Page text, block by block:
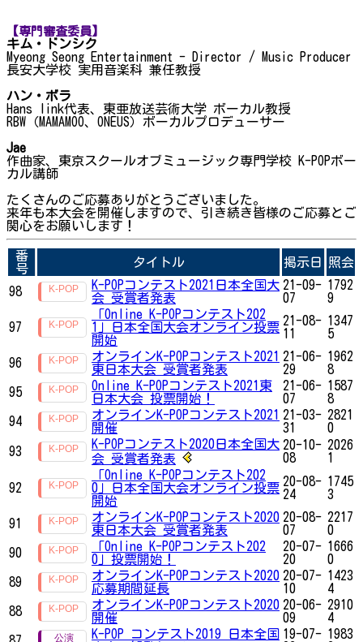
【専門審査委員】
キム・ドンシク
Myeong Seong Entertainment - Director / Music Producer
長安大学校 実用音楽科 兼任教授
ハン・ボラ
Hans link代表、東亜放送芸術大学 ボーカル教授
RBW（MAMAMOO、ONEUS）ボーカルプロデューサー
Jae
作曲家、東京スクールオブミュージック専門学校 K-POPボー
カル講師
たくさんのご応募ありがとうございました。
来年も本大会を開催しますので、引き続き皆様のご応募とご
関心をお願いします！
番
号
タイトル 掲示日 照会
98
K-POPコンテスト2021日本全国大
会 受賞者発表
21-09-
07
1792
9
97
「Online K-POPコンテスト202
1」日本全国大会オンライン投票
開始
21-08-
11
1347
5
96
オンラインK-POPコンテスト2021
東日本大会 受賞者発表
21-06-
29
1962
8
95
Online K-POPコンテスト2021東
日本大会 投票開始！
21-06-
07
1587
8
94
オンラインK-POPコンテスト2021
開催
21-03-
31
2821
0
93
K-POPコンテスト2020日本全国大
会 受賞者発表
20-10-
08
2026
1
92
「Online K-POPコンテスト202
0」日本全国大会オンライン投票
開始
20-08-
24
1745
3
91
オンラインK-POPコンテスト2020
東日本大会 受賞者発表
20-08-
07
2217
0
90
「Online K-POPコンテスト202
0」投票開始！
20-07-
20
1666
0
89
オンラインK-POPコンテスト2020
応募期間延長
20-07-
10
1423
4
88
オンラインK-POPコンテスト2020
開催
20-06-
09
2910
4
K-POP コンテスト2019 日本全国 19-07- 1983